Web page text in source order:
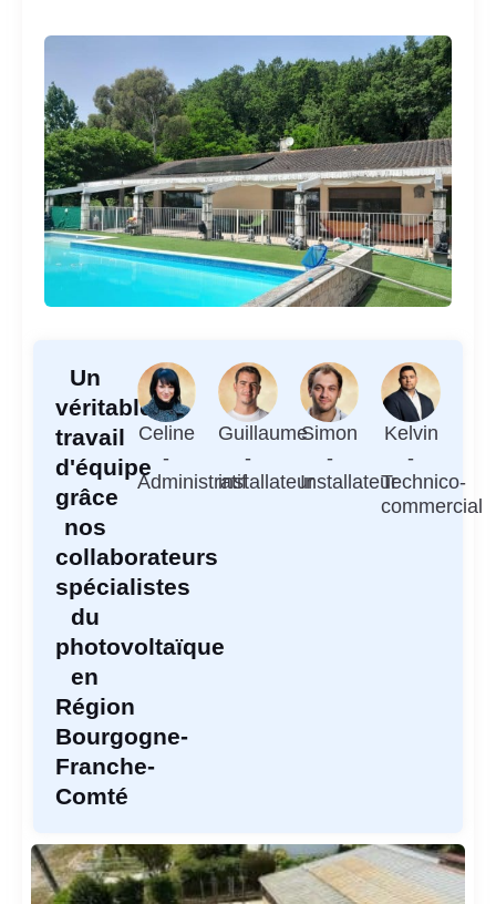
Un
véritable
travail
d'équipe
grâce
nos
collaborateurs
spécialistes
du
photovoltaïque
en
Région
Bourgogne-
Franche-
Comté
Celine
-
Administratif
Guillaume
-
installateur
Simon
-
Installateur
Kelvin
-
Technico-
commercial